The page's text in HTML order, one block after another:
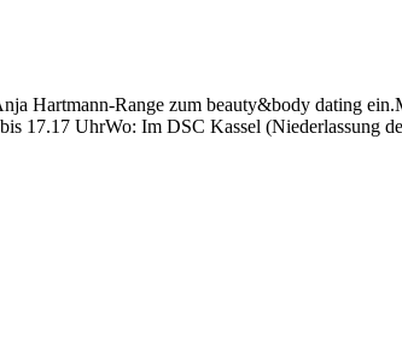
Hartmann-Range zum beauty&body dating
17.17 UhrWo: Im DSC Kassel (Niederlassung